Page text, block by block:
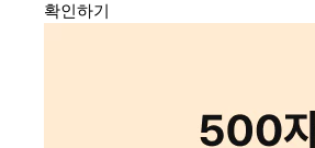
확인하기